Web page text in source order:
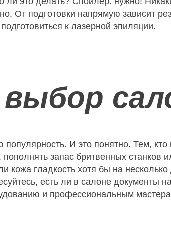
От подготовки напрямую зависит
к лазерной эпиляции.
И это понятно. Тем,
пополнять запас бритвенных станков
кожа гладкость хотя бы на
есть ли в салоне документы
и профессиональным